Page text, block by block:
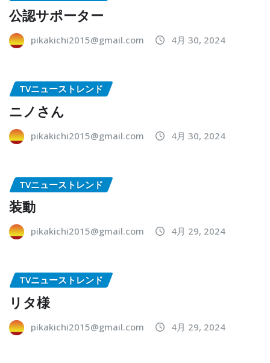
公認サポーター
pikakichi2015@gmail.com 4月 30, 2024
TVニューストレンド
ニノさん
pikakichi2015@gmail.com 4月 30, 2024
TVニューストレンド
装動
pikakichi2015@gmail.com 4月 29, 2024
TVニューストレンド
リタ様
pikakichi2015@gmail.com 4月 29, 2024